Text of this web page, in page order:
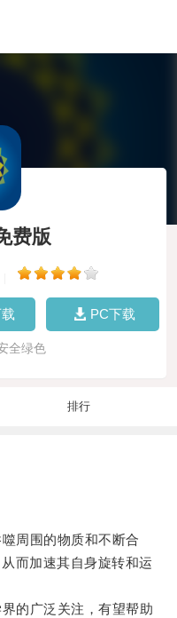
费版
PC下载
全绿色
排行
周围的物质和不断合
而加速其自身旋转和运
的广泛关注，有望帮助